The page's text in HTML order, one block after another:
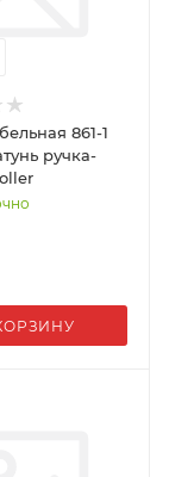
861-1
ручка-